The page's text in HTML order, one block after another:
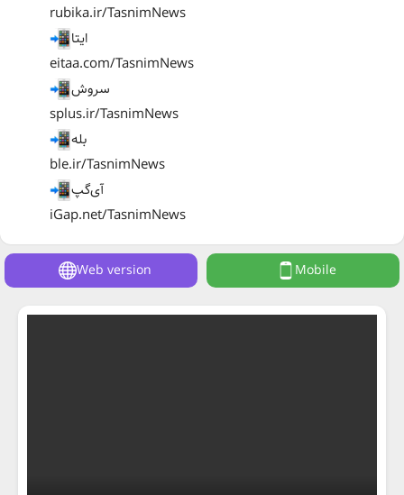
rubika.ir/TasnimNews
ایتا
eitaa.com/TasnimNews
سروش
splus.ir/TasnimNews
بله
ble.ir/TasnimNews
آی‌گپ
iGap.net/TasnimNews
Web version Mobile